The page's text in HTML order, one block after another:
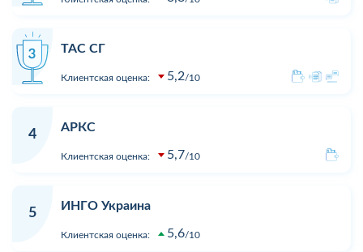
ТАС СГ
Клиентская оценка: 5,2 10
4
АРКС
Клиентская оценка: 5,7 10
5
ИНГО Украина
Клиентская оценка: 5,6 10